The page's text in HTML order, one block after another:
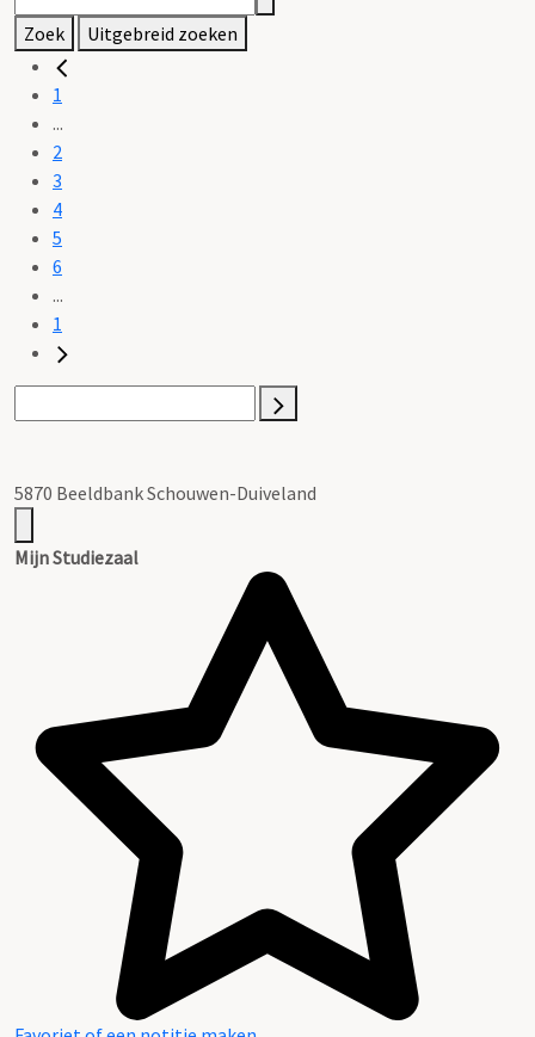
Zoek Uitgebreid zoeken
1
...
2
3
4
5
6
...
1
5870 Beeldbank Schouwen-Duiveland
Mijn Studiezaal